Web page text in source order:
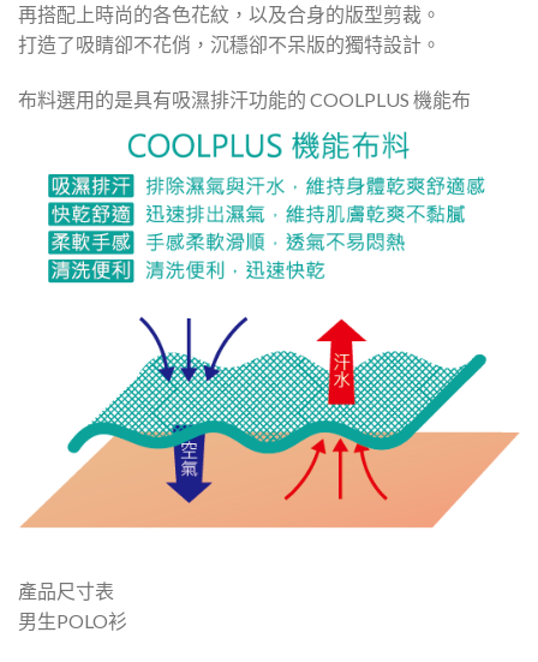
再搭配上時尚的各色花紋，以及合身的版型剪裁。
打造了吸睛卻不花俏，沉穩卻不呆版的獨特設計。
布料選用的是具有吸濕排汗功能的 COOLPLUS 機能布
產品尺寸表
男生POLO衫